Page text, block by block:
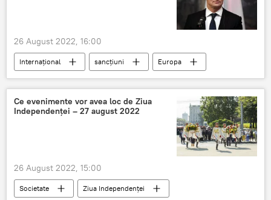
26 August 2022, 16:00
Internațional sancțiuni
Europa
Rusia
Ungaria
Ce evenimente vor avea loc de Ziua
Independenței – 27 august 2022
26 August 2022, 15:00
Societate Ziua Independenței